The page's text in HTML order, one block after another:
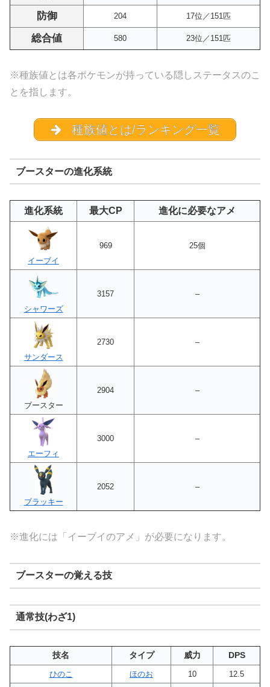
防御 204 17位／151匹
総合値 580 23位／151匹
※種族値とは各ポケモンが持っている隠しステータスのこ
とを指します。
種族値とは/ランキング一覧
ブースターの進化系統
進化系統 最大CP 進化に必要なアメ
イーブイ
969 25個
シャワーズ
3157 –
サンダース
2730 –
ブースター
2904 –
エーフィ
3000 –
ブラッキー
2052 –
※進化には「イーブイのアメ」が必要になります。
ブースターの覚える技
通常技(わざ1)
技名 タイプ 威力 DPS
ひのこ ほのお 10 12.5